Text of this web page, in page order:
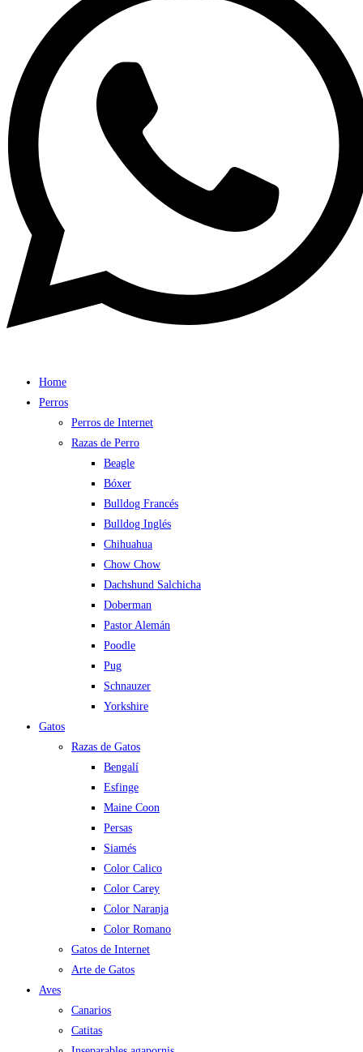
Home
Perros
Perros de Internet
Razas de Perro
Beagle
Bóxer
Bulldog Francés
Bulldog Inglés
Chihuahua
Chow Chow
Dachshund Salchicha
Doberman
Pastor Alemán
Poodle
Pug
Schnauzer
Yorkshire
Gatos
Razas de Gatos
Bengalí
Esfinge
Maine Coon
Persas
Siamés
Color Calico
Color Carey
Color Naranja
Color Romano
Gatos de Internet
Arte de Gatos
Aves
Canarios
Catitas